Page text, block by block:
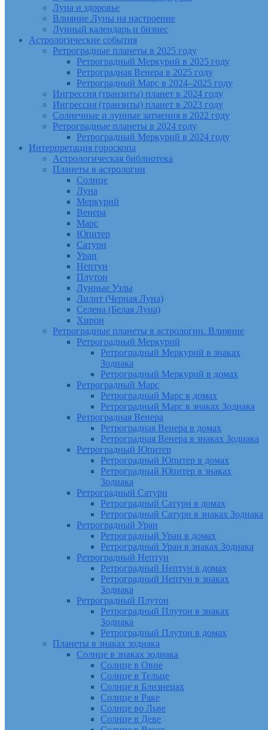
Луна и здоровье
Влияние Луны на настроение
Лунный календарь и бизнес
Астрологические события
Ретроградные планеты в 2025 году
Ретроградный Меркурий в 2025 году
Ретроградная Венера в 2025 году
Ретроградный Марс в 2024–2025 году
Ингрессия (транзиты) планет в 2024 году
Ингрессия (транзиты) планет в 2023 году
Солнечные и лунные затмения в 2022 году
Ретроградные планеты в 2024 году
Ретроградный Меркурий в 2024 году
Интерпретация гороскопа
Астрологическая библиотека
Планеты в астрологии
Солнце
Луна
Меркурий
Венера
Марс
Юпитер
Сатурн
Уран
Нептун
Плутон
Лунные Узлы
Лилит (Черная Луна)
Селена (Белая Луна)
Хирон
Ретроградные планеты в астрологии. Влияние
Ретроградный Меркурий
Ретроградный Меркурий в знаках
Зодиака
Ретроградный Меркурий в домах
Ретроградный Марс
Ретроградный Марс в домах
Ретроградный Марс в знаках Зодиака
Ретроградная Венера
Ретроградная Венера в домах
Ретроградная Венера в знаках Зодиака
Ретроградный Юпитер
Ретроградный Юпитер в домах
Ретроградный Юпитер в знаках
Зодиака
Ретроградный Сатурн
Ретроградный Сатурн в домах
Ретроградный Сатурн в знаках Зодиака
Ретроградный Уран
Ретроградный Уран в домах
Ретроградный Уран в знаках Зодиака
Ретроградный Нептун
Ретроградный Нептун в домах
Ретроградный Нептун в знаках
Зодиака
Ретроградный Плутон
Ретроградный Плутон в знаках
Зодиака
Ретроградный Плутон в домах
Планеты в знаках зодиака
Солнце в знаках зодиака
Солнце в Овне
Солнце в Тельце
Солнце в Близнецах
Солнце в Раке
Солнце во Льве
Солнце в Деве